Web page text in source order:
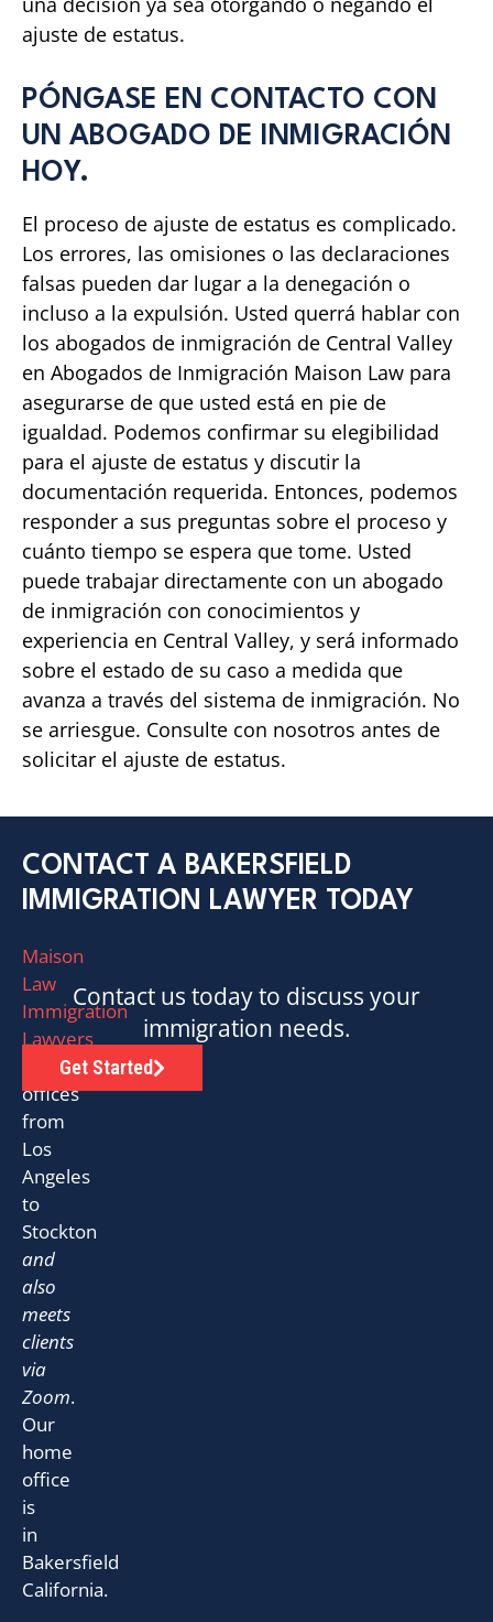
ajuste de estatus.
PÓNGASE EN CONTACTO CON
UN ABOGADO DE INMIGRACIÓN
HOY.
El proceso de ajuste de estatus es complicado.
Los errores, las omisiones o las declaraciones
falsas pueden dar lugar a la denegación o
incluso a la expulsión. Usted querrá hablar con
los abogados de inmigración de Central Valley
en Abogados de Inmigración Maison Law para
asegurarse de que usted está en pie de
igualdad. Podemos confirmar su elegibilidad
para el ajuste de estatus y discutir la
documentación requerida. Entonces, podemos
responder a sus preguntas sobre el proceso y
cuánto tiempo se espera que tome. Usted
puede trabajar directamente con un abogado
de inmigración con conocimientos y
experiencia en Central Valley, y será informado
sobre el estado de su caso a medida que
avanza a través del sistema de inmigración. No
se arriesgue. Consulte con nosotros antes de
solicitar el ajuste de estatus.
CONTACT A BAKERSFIELD
IMMIGRATION LAWYER TODAY
Maison
Law
Immigration
Lawyers
offices
from
Los
Angeles
to
Stockton
and
also
meets
clients
via
Zoom.
Our
home
office
is
in
Bakersfield
California.
Contact us today to discuss your
immigration needs.
Get Started